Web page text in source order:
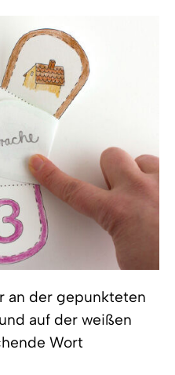
an der gepunkteten
auf der weißen
Wort